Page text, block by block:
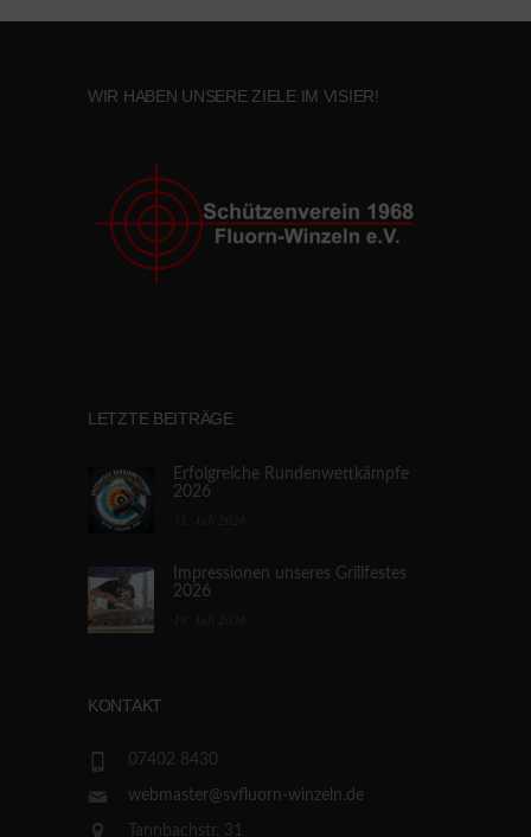
WIR HABEN UNSERE ZIELE IM VISIER!
LETZTE BEITRÄGE
Erfolgreiche Rundenwettkämpfe
2026
Impressionen unseres Grillfestes
2026
KONTAKT
07402 8430
webmaster@svfluorn-winzeln.de
Tannbachstr. 31